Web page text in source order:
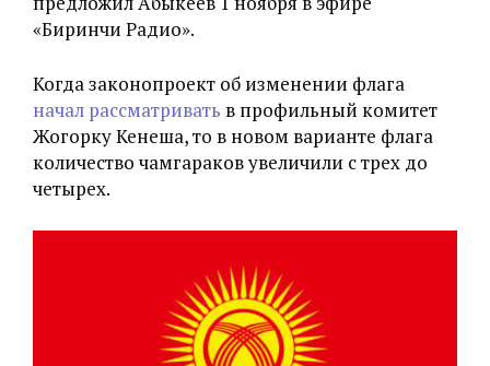
«Биринчи Радио».
Когда законопроект об изменении флага
начал рассматривать в профильный комитет
ЖогоркуКенеша, то в новом варианте флага
количество чамгараков увеличили с трех до
четырех.